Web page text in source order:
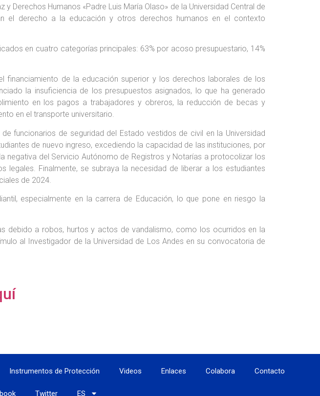
Derechos Humanos «Padre Luis María Olaso» de la Universidad Central de
el derecho a la educación y otros derechos humanos en el contexto
en cuatro categorías principales: 63% por acoso presupuestario, 14%
financiamiento de la educación superior y los derechos laborales de los
la insuficiencia de los presupuestos asignados, lo que ha generado
en los pagos a trabajadores y obreros, la reducción de becas y
en el transporte universitario.
funcionarios de seguridad del Estado vestidos de civil en la Universidad
de nuevo ingreso, excediendo la capacidad de las instituciones, por
negativa del Servicio Autónomo de Registros y Notarías a protocolizar los
Finalmente, se subraya la necesidad de liberar a los estudiantes
de 2024.
especialmente en la carrera de Educación, lo que pone en riesgo la
debido a robos, hurtos y actos de vandalismo, como los ocurridos en la
al Investigador de la Universidad de Los Andes en su convocatoria de
Instrumentos de Protección Videos Enlaces Colabora Contacto
Twitter ES